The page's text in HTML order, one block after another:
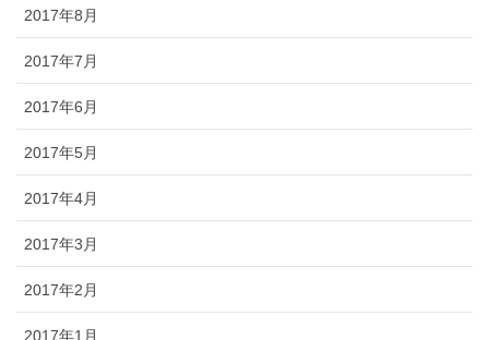
2017年8月
2017年7月
2017年6月
2017年5月
2017年4月
2017年3月
2017年2月
2017年1月